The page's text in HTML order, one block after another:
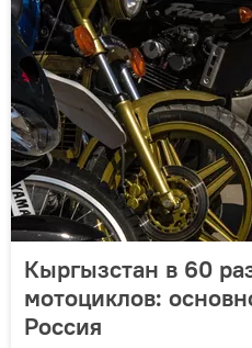
Кыргызстан в 60
мотоциклов:
Россия